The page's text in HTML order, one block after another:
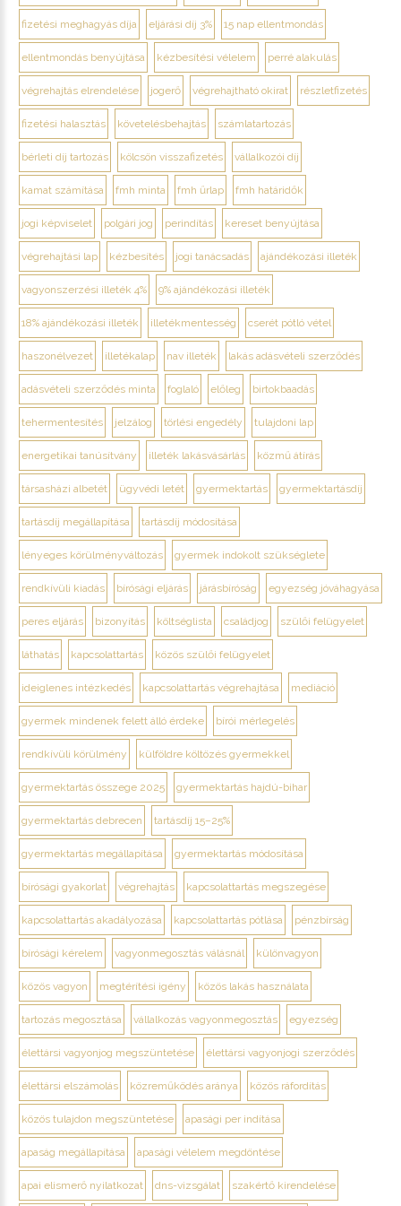
fizetési meghagyás díja eljárási díj 3% 15 nap ellentmondás
ellentmondás benyújtása kézbesítési vélelem perré alakulás
végrehajtás elrendelése jogerő végrehajtható okirat részletfizetés
fizetési halasztás követelésbehajtás számlatartozás
bérleti díj tartozás kölcsön visszafizetés vállalkozói díj
kamat számítása fmh minta fmh űrlap fmh határidők
jogi képviselet polgári jog perindítás kereset benyújtása
végrehajtási lap kézbesítés jogi tanácsadás ajándékozási illeték
vagyonszerzési illeték 4% 9% ajándékozási illeték
18% ajándékozási illeték illetékmentesség cserét pótló vétel
haszonélvezet illetékalap nav illeték lakás adásvételi szerződés
adásvételi szerződés minta foglaló előleg birtokbaadás
tehermentesítés jelzálog törlési engedély tulajdoni lap
energetikai tanúsítvány illeték lakásvásárlás közmű átírás
társasházi albetét ügyvédi letét gyermektartás gyermektartásdíj
tartásdíj megállapítása tartásdíj módosítása
lényeges körülményváltozás gyermek indokolt szükséglete
rendkívüli kiadás bírósági eljárás járásbíróság egyezség jóváhagyása
peres eljárás bizonyítás költséglista családjog szülői felügyelet
láthatás kapcsolattartás közös szülői felügyelet
ideiglenes intézkedés kapcsolattartás végrehajtása mediáció
gyermek mindenek felett álló érdeke bírói mérlegelés
rendkívüli körülmény külföldre költözés gyermekkel
gyermektartás összege 2025 gyermektartás hajdú-bihar
gyermektartás debrecen tartásdíj 15–25%
gyermektartás megállapítása gyermektartás módosítása
bírósági gyakorlat végrehajtás kapcsolattartás megszegése
kapcsolattartás akadályozása kapcsolattartás pótlása pénzbírság
bírósági kérelem vagyonmegosztás válásnál különvagyon
közös vagyon megtérítési igény közös lakás használata
tartozás megosztása vállalkozás vagyonmegosztás egyezség
élettársi vagyonjog megszüntetése élettársi vagyonjogi szerződés
élettársi elszámolás közreműködés aránya közös ráfordítás
közös tulajdon megszüntetése apasági per indítása
apaság megállapítása apasági vélelem megdöntése
apai elismerő nyilatkozat dns-vizsgálat szakértő kirendelése